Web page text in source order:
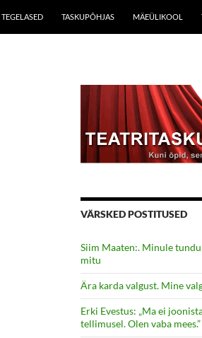
TEGELASED TASKUPÕHJAS MÄEÜLIKOOL
VÄRSKED POSTITUSED
Siim Maaten:. Minule
mitu
Ära karda valgust. Mine
Erki Evestus: „Ma ei
tellimusel. Olen vaba mees.”